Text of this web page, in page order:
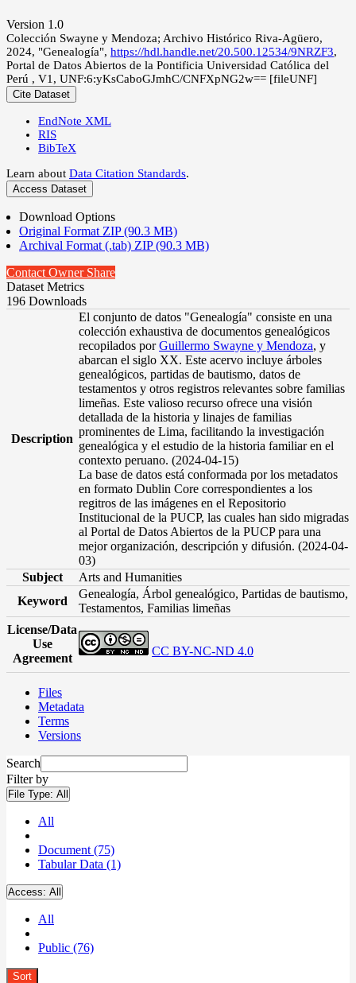
Version 1.0
Colección Swayne y Mendoza; Archivo Histórico Riva-Agüero,
2024, "Genealogía", https://hdl.handle.net/20.500.12534/9NRZF3,
Portal de Datos Abiertos de la Pontificia Universidad Católica del
Perú , V1, UNF:6:yKsCaboGJmhC/CNFXpNG2w== [fileUNF]
Cite Dataset
EndNote XML
RIS
BibTeX
Learn about Data Citation Standards.
Access Dataset
Download Options
Original Format ZIP (90.3 MB)
Archival Format (.tab) ZIP (90.3 MB)
Contact Owner Share
Dataset Metrics
196 Downloads
Description
El conjunto de datos "Genealogía" consiste en una
colección exhaustiva de documentos genealógicos
recopilados porGuillermo Swayne y Mendoza, y
abarcan el siglo XX. Este acervo incluye árboles
genealógicos, partidas de bautismo, datos de
testamentos y otros registros relevantes sobre familias
limeñas. Este valioso recurso ofrece una visión
detallada de la historia y linajes de familias
prominentes de Lima, facilitando la investigación
genealógica y el estudio de la historia familiar en el
contexto peruano. (2024-04-15)
La base de datos está conformada por los metadatos
en formato Dublin Core correspondientes a los
regitros de las imágenes en el Repositorio
Institucional de la PUCP, las cuales han sido migradas
al Portal de Datos Abiertos de la PUCP para una
mejor organización, descripción y difusión. (2024-04-
03)
Subject
Arts and Humanities
Keyword
Genealogía, Árbol genealógico, Partidas de bautismo,
Testamentos, Familias limeñas
License/Data
Use
Agreement
CC BY-NC-ND 4.0
Files
Metadata
Terms
Versions
Search
Filter by
File Type: All
All
Document (75)
Tabular Data (1)
Access: All
All
Public (76)
Sort